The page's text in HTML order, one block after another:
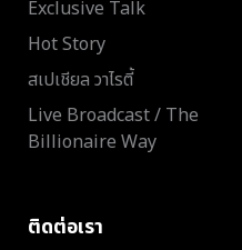
Exclusive Talk
Hot Story
สเปเชียล วาไรตี้
Live Broadcast / The
Billionaire Way
ติดต่อเรา